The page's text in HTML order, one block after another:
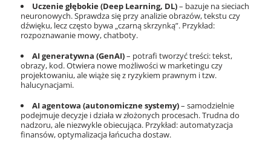
Uczenie głębokie (Deep Learning, DL)– bazuje na sieciach
neuronowych. Sprawdza się przy analizie obrazów, tekstu czy
dźwięku, lecz często bywa „czarną skrzynką”. Przykład:
rozpoznawanie mowy, chatboty.
AI generatywna (GenAI)– potrafi tworzyć treści: tekst,
obrazy, kod. Otwiera nowe możliwości w marketingu czy
projektowaniu, ale wiąże się z ryzykiem prawnym i tzw.
halucynacjami.
AI agentowa (autonomiczne systemy)– samodzielnie
podejmuje decyzje i działa w złożonych procesach. Trudna do
nadzoru, ale niezwykle obiecująca. Przykład: automatyzacja
finansów, optymalizacja łańcucha dostaw.